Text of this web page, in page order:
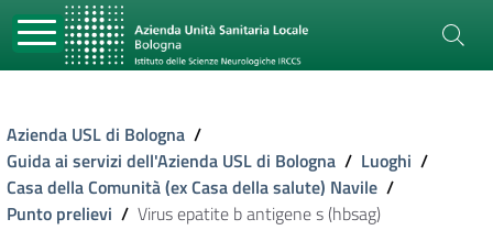
Azienda USL di Bologna /
Guida ai servizi dell'Azienda USL di Bologna / Luoghi /
Casa della Comunità (ex Casa della salute) Navile /
Punto prelievi / Virus epatite b antigene s (hbsag)